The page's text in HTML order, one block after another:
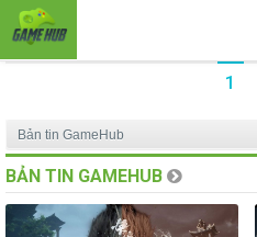
1
BẢN TIN GAMEHUB